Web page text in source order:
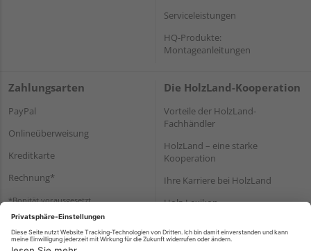
Serviceleistungen
HQ-Produkte:
Montageanleitungen
Zahlungsarten
PayPal
Onlineüberweisung
Kreditkarte
Rechnung*
*Bonität vorausgesetzt
Die HolzLand-Kooperation
Vorteile der HolzLand-
Fachhändler
HolzLand – eine starke
Kooperation
Ihre Karriere bei HolzLand
Holz-Lexikon